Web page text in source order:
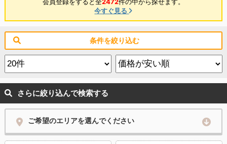
今すぐ見る
条件を絞り込む
さらに絞り込んで検索する
ご希望のエリアを選んでください